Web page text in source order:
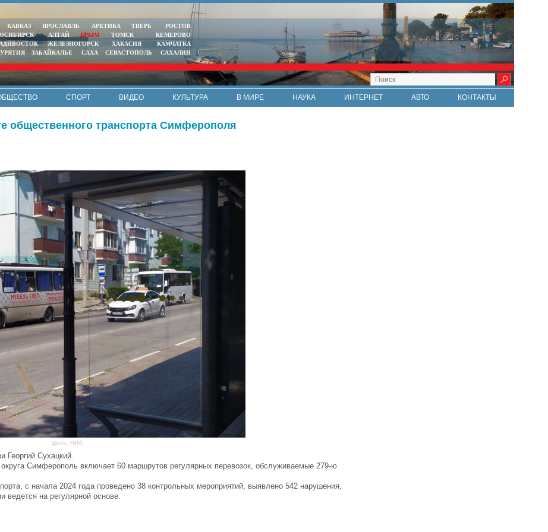
КАВКАЗ ЯРОСЛАВЛЬ АРКТИКА ТВЕРЬ
РОСТОВ
АЛТАЙ КРЫМ ТОМСК
КЕМЕРОВО
ЖЕЛЕЗНОГОРСК ХАКАСИЯ
КАМЧАТКА
ЗАБАЙКАЛЬЕ САХА СЕВАСТОПОЛЬ САХАЛИН
СПОРТ ВИДЕО КУЛЬТУРА В МИРЕ НАУКА ИНТЕРНЕТ АВТО КОНТАКТЫ
общественного транспорта Симферополя
фото: НИА
Георгий Сухацкий.
Симферополь включает 60 маршрутов регулярных перевозок, обслуживаемые 279-ю
с начала 2024 года проведено 38 контрольных мероприятий, выявлено 542 нарушения,
ведется на регулярной основе.